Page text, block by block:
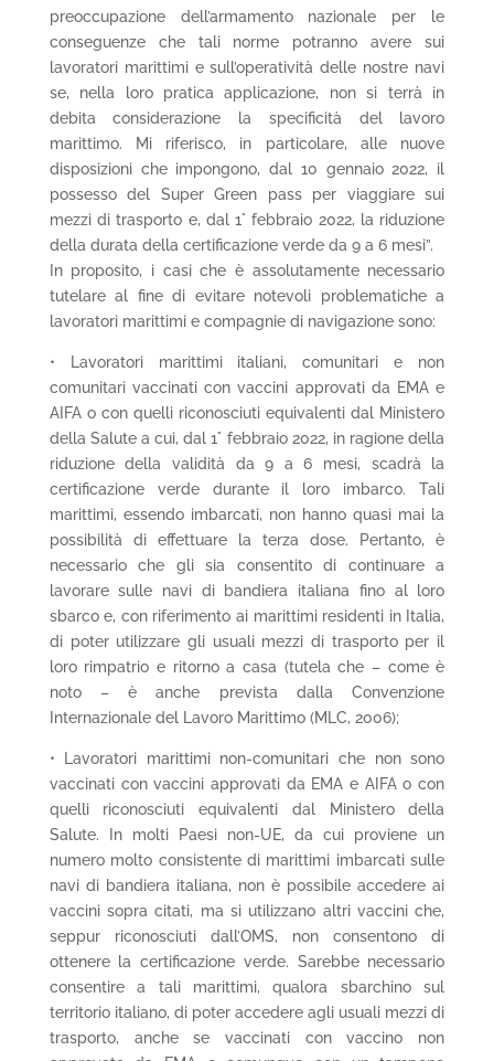
preoccupazione dell’armamento nazionale per le
conseguenze che tali norme potranno avere sui
lavoratori marittimi e sull’operatività delle nostre navi
se, nella loro pratica applicazione, non si terrà in
debita considerazione la specificità del lavoro
marittimo. Mi riferisco, in particolare, alle nuove
disposizioni che impongono, dal 10 gennaio 2022, il
possesso del Super Green pass per viaggiare sui
mezzi di trasporto e, dal 1° febbraio 2022, la riduzione
della durata della certificazione verde da 9 a 6 mesi”.
In proposito, i casi che è assolutamente necessario
tutelare al fine di evitare notevoli problematiche a
lavoratori marittimi e compagnie di navigazione sono:
• Lavoratori marittimi italiani, comunitari e non
comunitari vaccinati con vaccini approvati da EMA e
AIFA o con quelli riconosciuti equivalenti dal Ministero
della Salute a cui, dal 1° febbraio 2022, in ragione della
riduzione della validità da 9 a 6 mesi, scadrà la
certificazione verde durante il loro imbarco. Tali
marittimi, essendo imbarcati, non hanno quasi mai la
possibilità di effettuare la terza dose. Pertanto, è
necessario che gli sia consentito di continuare a
lavorare sulle navi di bandiera italiana fino al loro
sbarco e, con riferimento ai marittimi residenti in Italia,
di poter utilizzare gli usuali mezzi di trasporto per il
loro rimpatrio e ritorno a casa (tutela che – come è
noto – è anche prevista dalla Convenzione
Internazionale del Lavoro Marittimo (MLC, 2006);
• Lavoratori marittimi non-comunitari che non sono
vaccinati con vaccini approvati da EMA e AIFA o con
quelli riconosciuti equivalenti dal Ministero della
Salute. In molti Paesi non-UE, da cui proviene un
numero molto consistente di marittimi imbarcati sulle
navi di bandiera italiana, non è possibile accedere ai
vaccini sopra citati, ma si utilizzano altri vaccini che,
seppur riconosciuti dall’OMS, non consentono di
ottenere la certificazione verde. Sarebbe necessario
consentire a tali marittimi, qualora sbarchino sul
territorio italiano, di poter accedere agli usuali mezzi di
trasporto, anche se vaccinati con vaccino non